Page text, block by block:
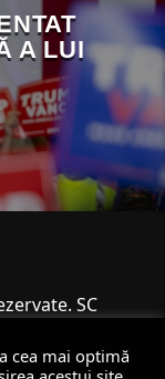
A LUI
SC
cea mai optimă